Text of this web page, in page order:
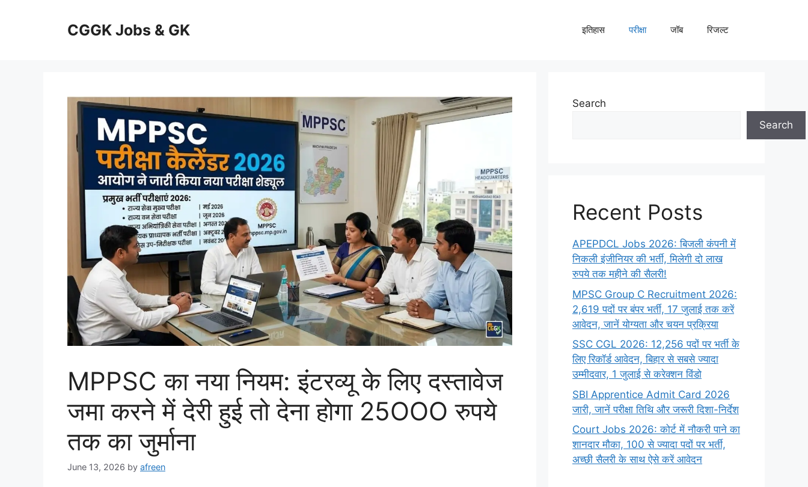
CGGK Jobs & GK इतिहास परीक्षा जॉब रिजल्ट
MPPSC का नया नियम: इंटरव्यू के लिए दस्तावेज
जमा करने में देरी हुई तो देना होगा 25OOO रुपये
तक का जुर्माना
June 13, 2026 by afreen
Search
Search
Recent Posts
APEPDCL Jobs 2026: बिजली कंपनी में
निकली इंजीनियर की भर्ती, मिलेगी दो लाख
रुपये तक महीने की सैलरी!
MPSC Group C Recruitment 2026:
2,619 पदों पर बंपर भर्ती, 17 जुलाई तक करें
आवेदन, जानें योग्यता और चयन प्रक्रिया
SSC CGL 2026: 12,256 पदों पर भर्ती के
लिए रिकॉर्ड आवेदन, बिहार से सबसे ज्यादा
उम्मीदवार, 1 जुलाई से करेक्शन विंडो
SBI Apprentice Admit Card 2026
जारी, जानें परीक्षा तिथि और जरूरी दिशा-निर्देश
Court Jobs 2026: कोर्ट में नौकरी पाने का
शानदार मौका, 100 से ज्यादा पदों पर भर्ती,
अच्छी सैलरी के साथ ऐसे करें आवेदन